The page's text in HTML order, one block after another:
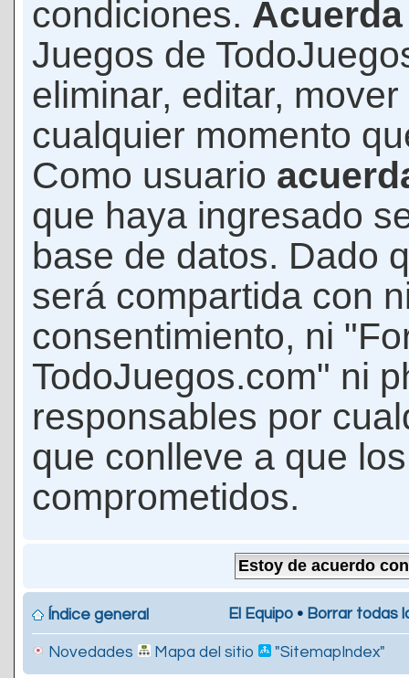
condiciones. Acuerda
Juegos de
eliminar, editar,
cualquier momento
Como usuario
que haya ingresado
base de datos. Dado
será compartida con
consentimiento, ni
TodoJuegos.com" ni
responsables por
que conlleve a que
comprometidos.
Índice general El Equipo • Borrar todas
Novedades Mapa del sitio "SitemapIndex"